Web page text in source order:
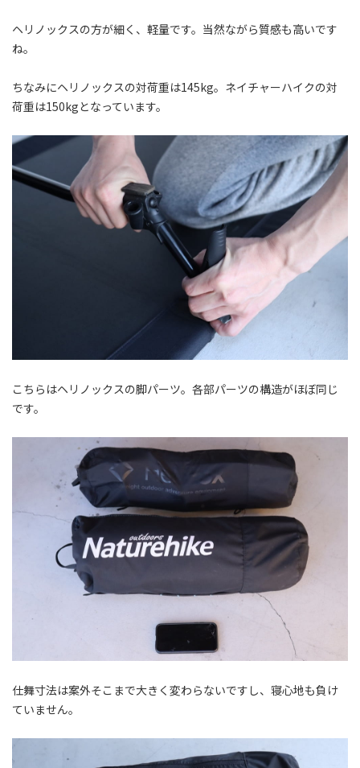
ヘリノックスの方が細く、軽量です。当然ながら質感も高いです
ね。
ちなみにヘリノックスの対荷重は145kg。ネイチャーハイクの対
荷重は150kgとなっています。
こちらはヘリノックスの脚パーツ。各部パーツの構造がほぼ同じ
です。
仕舞寸法は案外そこまで大きく変わらないですし、寝心地も負け
ていません。